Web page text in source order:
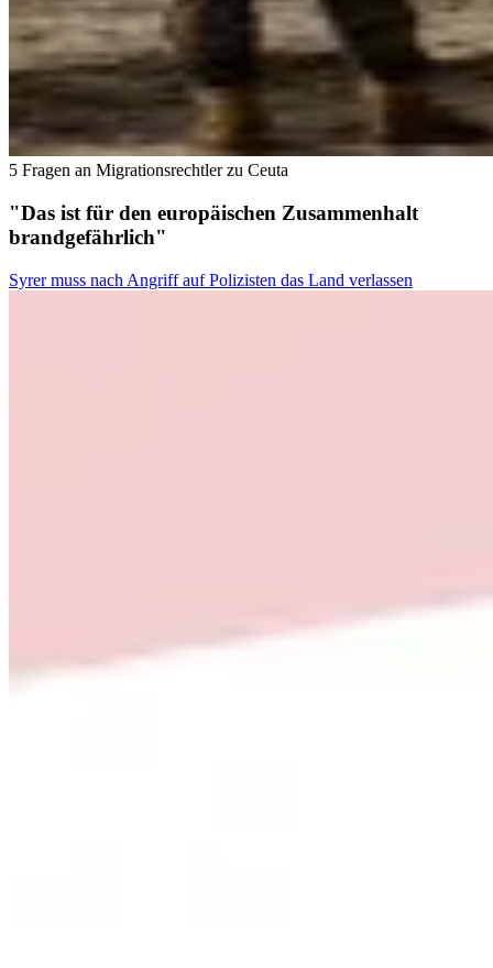
5 Fragen an Migrationsrechtler zu Ceuta
"Das ist für den europäischen Zusammenhalt
brandgefährlich"
Syrer muss nach Angriff auf Polizisten das Land verlassen